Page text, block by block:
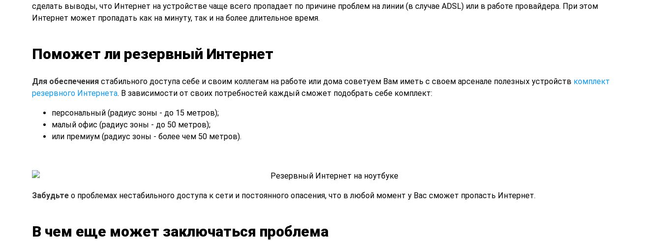
сделать выводы, что Интернет на устройстве чаще всего пропадает по причине проблем на линии (в случае ADSL) или в работе провайдера. При этом
Интернет может пропадать как на минуту, так и на более длительное время.
Поможет ли резервный Интернет
Для обеспечениястабильного доступа себе и своим коллегам на работе или дома советуем Вам иметь с своем арсенале полезных устройств комплект
резервного Интернета. В зависимости от своих потребностей каждый сможет подобрать себе комплект:
персональный (радиус зоны - до 15 метров);
малый офис (радиус зоны - до 50 метров);
или премиум (радиус зоны - более чем 50 метров).
Забудьтео проблемах нестабильного доступа к сети и постоянного опасения, что в любой момент у Вас сможет пропасть Интернет.
В чем еще может заключаться проблема